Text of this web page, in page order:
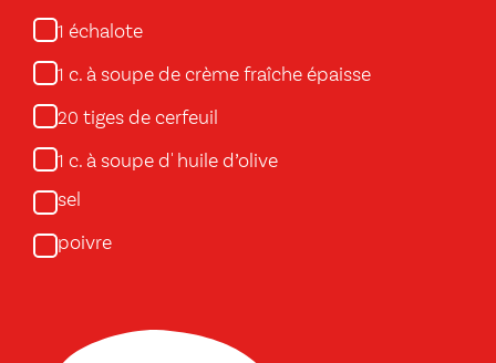
1 échalote
1 c. à soupe de crème fraîche épaisse
20 tiges de cerfeuil
1 c. à soupe d' huile d’olive
sel
poivre